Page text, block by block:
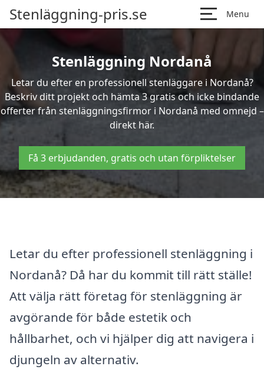
Stenläggning-pris.se Menu
Stenläggning Nordanå
Letar du efter en professionell stenläggare i Nordanå?
Beskriv ditt projekt och hämta 3 gratis och icke bindande
offerter från stenläggningsfirmor i Nordanå med omnejd –
direkt här.
Få 3 erbjudanden, gratis och utan förpliktelser
Letar du efter professionell stenläggning i
Nordanå? Då har du kommit till rätt ställe!
Att välja rätt företag för stenläggning är
avgörande för både estetik och
hållbarhet, och vi hjälper dig att navigera i
djungeln av alternativ.